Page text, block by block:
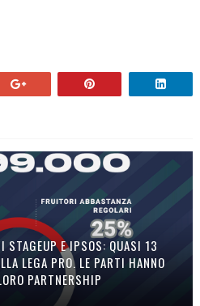
STAGEUP E IPSOS: QUASI 13
LEGA PRO. LE PARTI HANNO
PARTNERSHIP